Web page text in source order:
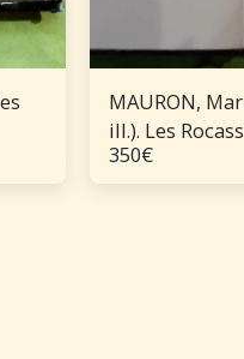
MAURON,
ill.). Les
Illustrations de
350€